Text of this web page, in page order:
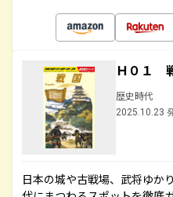
Ｈ０１
歴史時代
2025.10.23
日本の城や古戦場、武将ゆか